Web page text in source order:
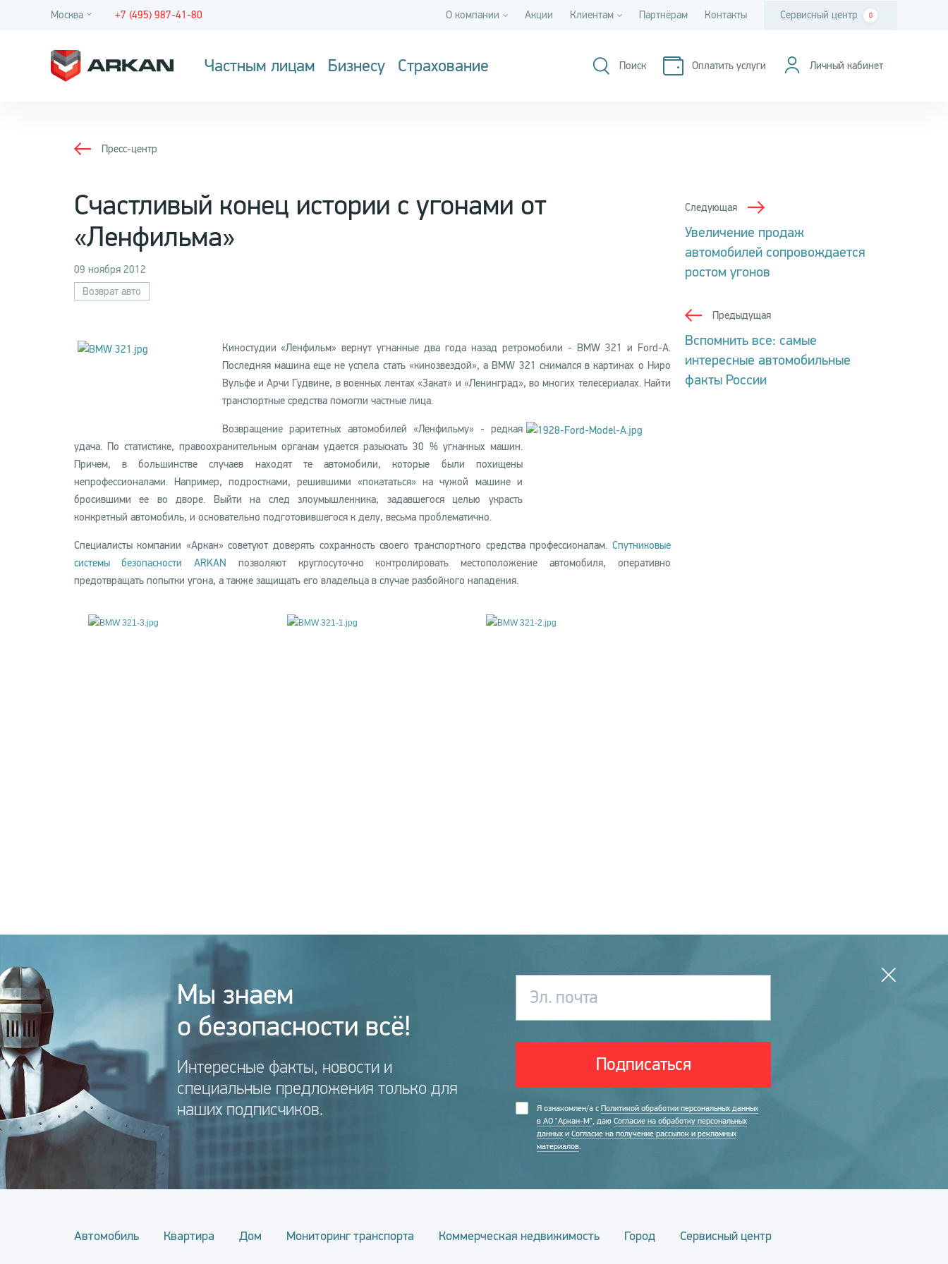
Москва +7 (495) 987-41-80 О компании Акции Клиентам Партнёрам Контакты Сервисный центр 0
Частным лицам Бизнесу Страхование Поиск Оплатить услуги Личный кабинет
Пресс-центр
Счастливый конец истории с угонами от
«Ленфильма»
09 ноября 2012
Возврат авто
Киностудии «Ленфильм» вернут угнанные два года назад ретромобили - BMW 321 и Ford-А.
Последняя машина еще не успела стать «кинозвездой», а BMW 321 снимался в картинах о Ниро
Вульфе и Арчи Гудвине, в военных лентах «Закат» и «Ленинград», во многих телесериалах. Найти
транспортные средства помогли частные лица.
Возвращение раритетных автомобилей «Ленфильму» - редкая
удача. По статистике, правоохранительным органам удается разыскать 30 % угнанных машин.
Причем, в большинстве случаев находят те автомобили, которые были похищены
непрофессионалами. Например, подростками, решившими «покататься» на чужой машине и
бросившими ее во дворе. Выйти на след злоумышленника, задавшегося целью украсть
конкретный автомобиль, и основательно подготовившегося к делу, весьма проблематично.
Специалисты компании «Аркан» советуют доверять сохранность своего транспортного средства профессионалам. Спутниковые
системы безопасности ARKAN позволяют круглосуточно контролировать местоположение автомобиля, оперативно
предотвращать попытки угона, а также защищать его владельца в случае разбойного нападения.
Следующая
Увеличение продаж
автомобилей сопровождается
ростом угонов
Предыдущая
Вспомнить все: самые
интересные автомобильные
факты России
Мы знаем
о безопасности всё!
Интересные факты, новости и
специальные предложения только для
наших подписчиков.
Эл. почта
Подписаться
Я ознакомлен/а с Политикой обработки персональных данных
в АО "Аркан-М", даю Согласие на обработку персональных
данных и Согласие на получение рассылок и рекламных
материалов.
Автомобиль Квартира Дом Мониторинг транспорта Коммерческая недвижимость Город Сервисный центр